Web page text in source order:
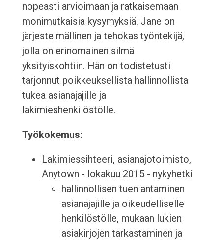
nopeasti arvioimaan ja ratkaisemaan
monimutkaisia kysymyksiä. Jane on
järjestelmällinen ja tehokas työntekijä,
jolla on erinomainen silmä
yksityiskohtiin. Hän on todistetusti
tarjonnut poikkeuksellista hallinnollista
tukea asianajajille ja
lakimieshenkilöstölle.
Työkokemus:
Lakimiessihteeri, asianajotoimisto,
Anytown - lokakuu 2015 - nykyhetki
hallinnollisen tuen antaminen
asianajajille ja oikeudelliselle
henkilöstölle, mukaan lukien
asiakirjojen tarkastaminen ja